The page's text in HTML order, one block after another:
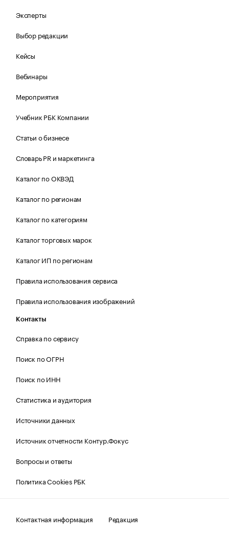
Эксперты
Выбор редакции
Кейсы
Вебинары
Мероприятия
Учебник РБК Компании
Статьи о бизнесе
Словарь PR и маркетинга
Каталог по ОКВЭД
Каталог по регионам
Каталог по категориям
Каталог торговых марок
Каталог ИП по регионам
Правила использования сервиса
Правила использования изображений
Контакты
Справка по сервису
Поиск по ОГРН
Поиск по ИНН
Статистика и аудитория
Источники данных
Источник отчетности Контур.Фокус
Вопросы и ответы
Политика Cookies РБК
Контактная информация
Редакция